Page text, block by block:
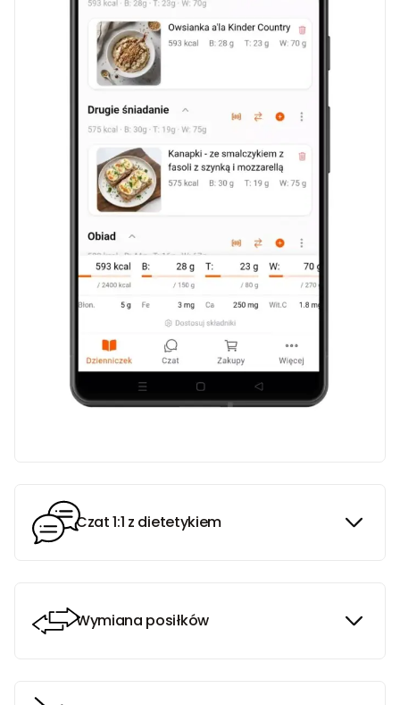
Czat 1:1 z dietetykiem
Wymiana posiłków